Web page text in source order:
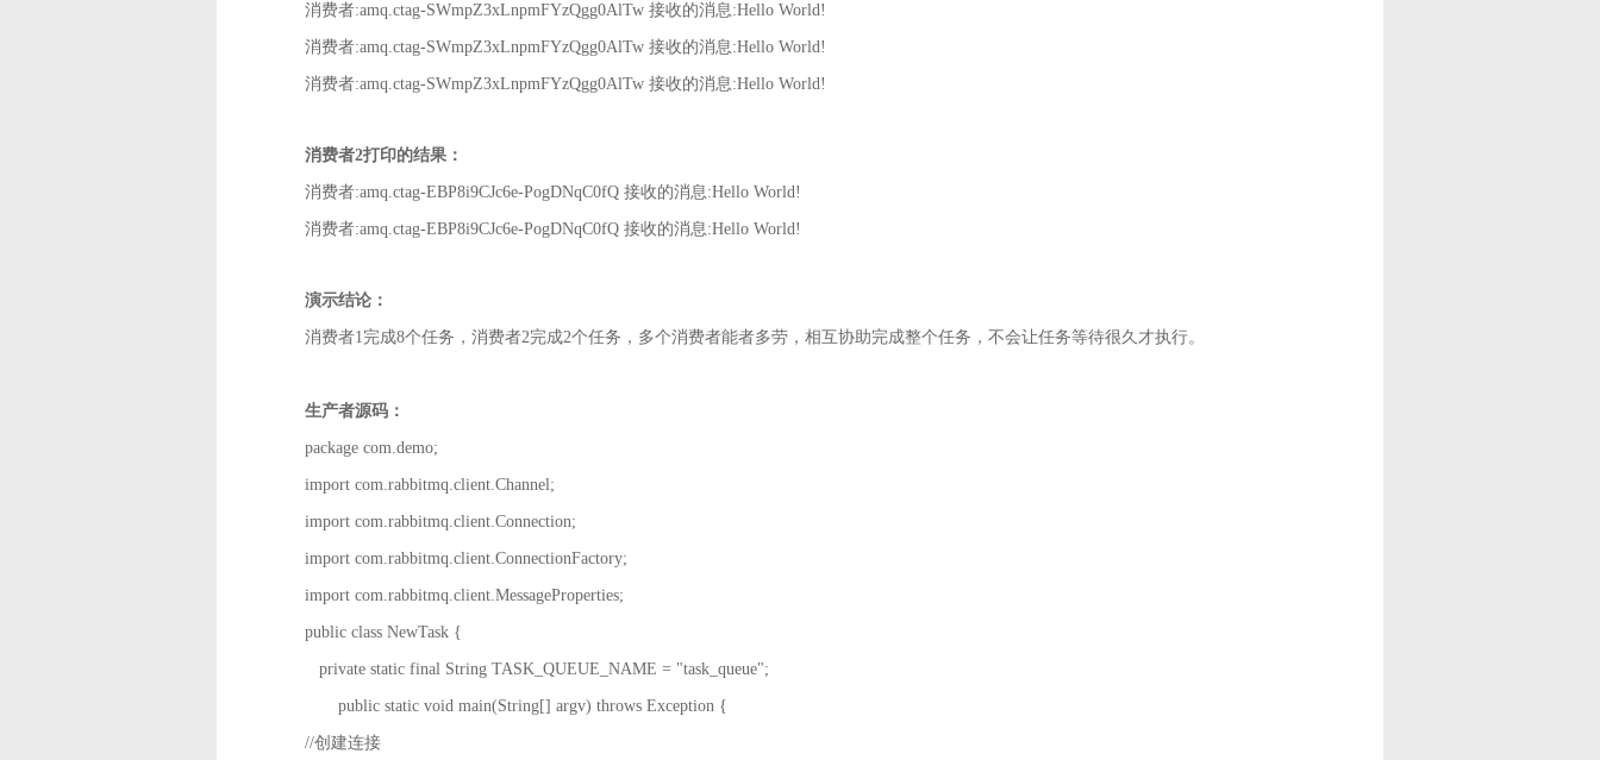
消费者:amq.ctag-SWmpZ3xLnpmFYzQgg0AlTw 接收的消息:Hello World!
消费者:amq.ctag-SWmpZ3xLnpmFYzQgg0AlTw 接收的消息:Hello World!
消费者:amq.ctag-SWmpZ3xLnpmFYzQgg0AlTw 接收的消息:Hello World!
消费者2打印的结果：
消费者:amq.ctag-EBP8i9CJc6e-PogDNqC0fQ 接收的消息:Hello World!
消费者:amq.ctag-EBP8i9CJc6e-PogDNqC0fQ 接收的消息:Hello World!
演示结论：
消费者1完成8个任务，消费者2完成2个任务，多个消费者能者多劳，相互协助完成整个任务，不会让任务等待很久才执行。
生产者源码：
package com.demo;
import com.rabbitmq.client.Channel;
import com.rabbitmq.client.Connection;
import com.rabbitmq.client.ConnectionFactory;
import com.rabbitmq.client.MessageProperties;
public class NewTask {
private static final String TASK_QUEUE_NAME = "task_queue";
public static void main(String[] argv) throws Exception {
//创建连接